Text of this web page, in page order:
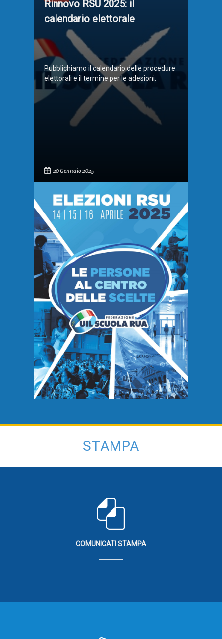
Rinnovo RSU 2025: il
calendario elettorale
Pubblichiamo il calendario delle procedure
elettorali e il termine per le adesioni.
20 Gennaio 2025
STAMPA
COMUNICATI STAMPA